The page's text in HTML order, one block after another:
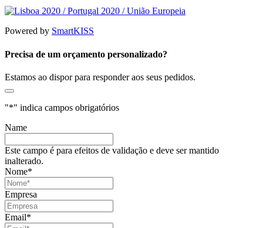
Powered by SmartKISS
Precisa de um orçamento personalizado?
Estamos ao dispor para responder aos seus pedidos.
"*" indica campos obrigatórios
Name
Este campo é para efeitos de validação e deve ser mantido
inalterado.
Nome*
Empresa
Email*